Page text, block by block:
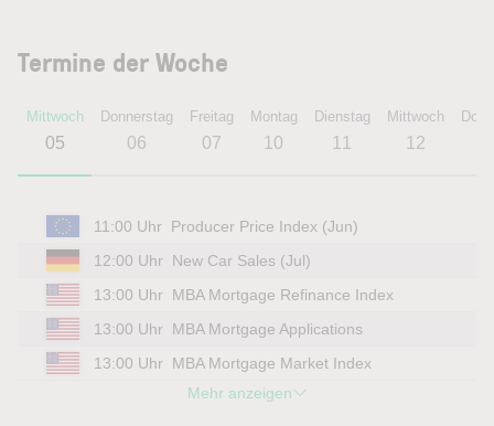
Termine der Woche
Mittwoch
05
Donnerstag
06
Freitag
07
Montag
10
Dienstag
11
Mittwoch
12
11:00 Uhr Producer Price Index (Jun)
12:00 Uhr New Car Sales (Jul)
13:00 Uhr MBA Mortgage Refinance Index
13:00 Uhr MBA Mortgage Applications
13:00 Uhr MBA Mortgage Market Index
Mehr anzeigen